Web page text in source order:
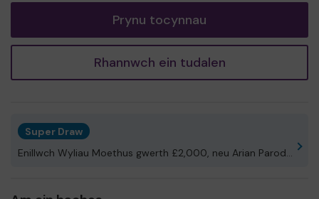
Prynu tocynnau
Rhannwch ein tudalen
Super Draw